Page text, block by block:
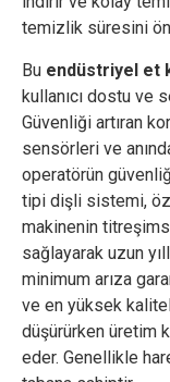
temizlik süresini
Bu endüstriyel et
kullanıcı dostu ve
Güvenliği artıran
sensörleri ve
operatörün
tipi dişli sistemi,
makinenin
sağlayarak uzun
minimum arıza
ve en yüksek
düşürürken üretim
eder. Genellikle